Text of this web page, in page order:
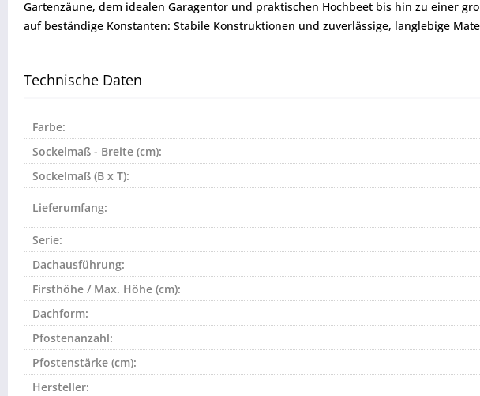
Gartenzäune, dem idealen Garagentor und praktischen Hochbeet bis hin zu einer
auf beständige Konstanten: Stabile Konstruktionen und zuverlässige, langlebige
Technische Daten
Farbe:
Sockelmaß - Breite (cm):
Sockelmaß (B x T):
Lieferumfang:
Serie:
Dachausführung:
Firsthöhe / Max. Höhe (cm):
Dachform:
Pfostenanzahl:
Pfostenstärke (cm):
Hersteller: